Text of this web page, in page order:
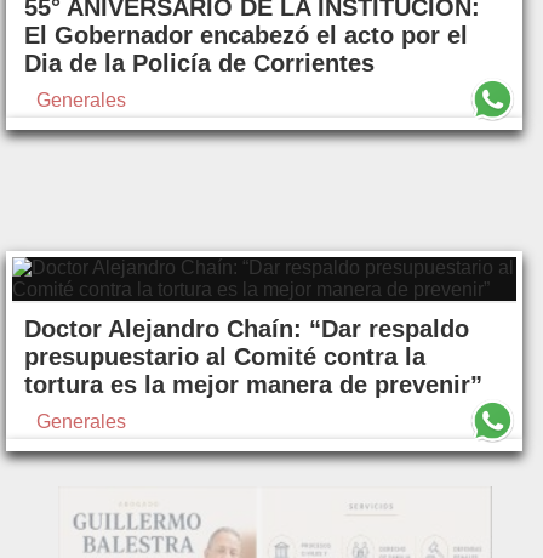
55° ANIVERSARIO DE LA INSTITUCIÓN:
El Gobernador encabezó el acto por el
Dia de la Policía de Corrientes
Generales
Doctor Alejandro Chaín: “Dar respaldo
presupuestario al Comité contra la
tortura es la mejor manera de prevenir”
Generales